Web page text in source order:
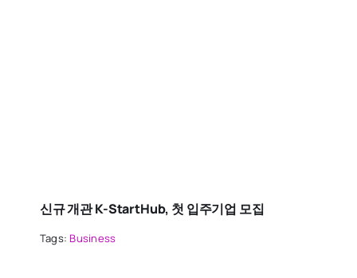
신규 개관 K-StartHub, 첫 입주기업 모집
Tags:Business